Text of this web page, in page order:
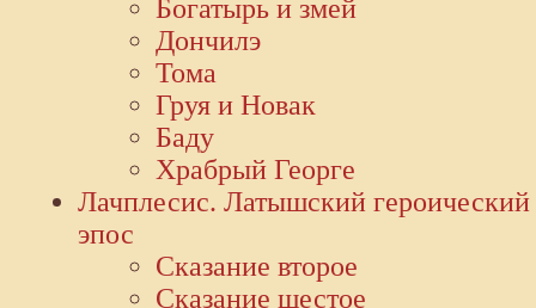
Богатырь и змей
Дончилэ
Тома
Груя и Новак
Баду
Храбрый Георге
Лачплесис. Латышский героический
эпос
Сказание второе
Сказание шестое